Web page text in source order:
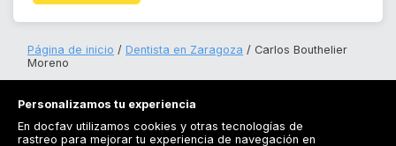
Página de inicio Dentista en Zaragoza
Carlos Bouthelier
Moreno
Personalizamos tu experiencia
En docfav utilizamos cookies y otras tecnologías de
rastreo para mejorar tu experiencia de navegación en